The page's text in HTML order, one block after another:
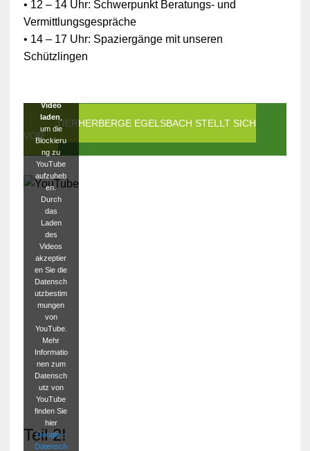
• 12 – 14 Uhr: Schwerpunkt Beratungs- und
Vermittlungsgespräche
• 14 – 17 Uhr: Spaziergänge mit unseren
Schützlingen
DIE TIERHERBERGE EGELSBACH STELLT SICH
VOR
die
Verbindun
g zu
blockiert
Video
laden
um die
Blockieru
ng zu
YouTube
aufzuheb
en.
Durch
das
Laden
des
Videos
akzeptier
en Sie die
Datensch
utzbestim
mungen
von
YouTube.
Mehr
Informatio
nen zum
Datensch
utz von
YouTube
finden Sie
hier
Google –
Datensch
Teil 2!